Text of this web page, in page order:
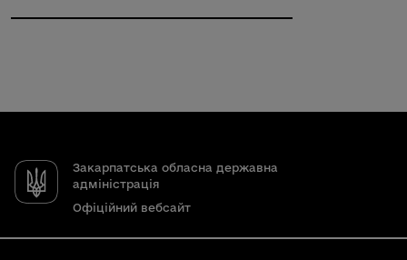
Закарпатська обласна державна
адміністрація
Офіційний вебсайт